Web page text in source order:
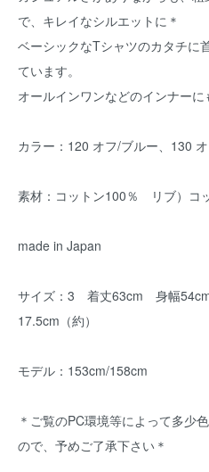
で、キレイなシルエットに＊
ベーシックなTシャツのカタチに
ています。
オールインワンなどのインナー
カラー：120 オフ/ブルー、130
素材：コットン100％ リブ）コ
made in Japan
サイズ：3 着丈63cm 身幅
17.5cm（約）
モデル：153cm/158cm
＊ご覧のPC環境等によって多少
ので、予めご了承下さい＊